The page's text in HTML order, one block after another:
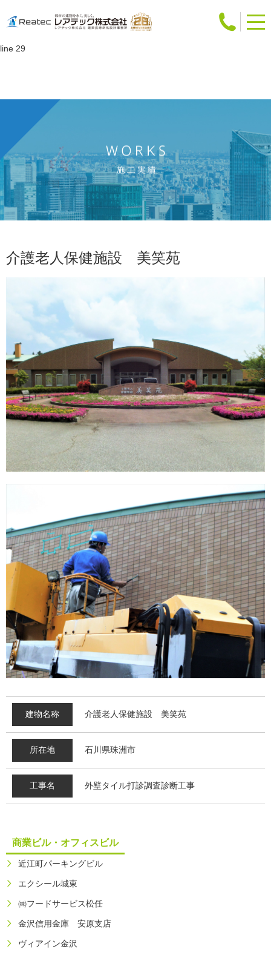
Warning: Attempt to read property "slug" on int in
/home/users/web12/0/5/0241250/www.reatec.co.jp/works/detail.php
line 29
介護老人保健施設 美笑苑
建物名称 介護老人保健施設 美笑苑
所在地 石川県珠洲市
工事名 外壁タイル打診調査診断工事
商業ビル・オフィスビル
近江町パーキングビル
エクシール城東
㈱フードサービス松任
金沢信用金庫 安原支店
ヴィアイン金沢